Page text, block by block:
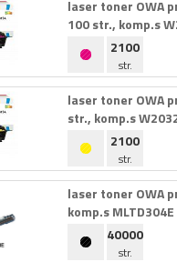
laser toner OWA
100 str.​,​ komp.​s
2100
str.
laser toner OWA
str.​,​ komp.​s
2100
str.
laser toner OWA
komp.​s MLTD304E
40000
str.